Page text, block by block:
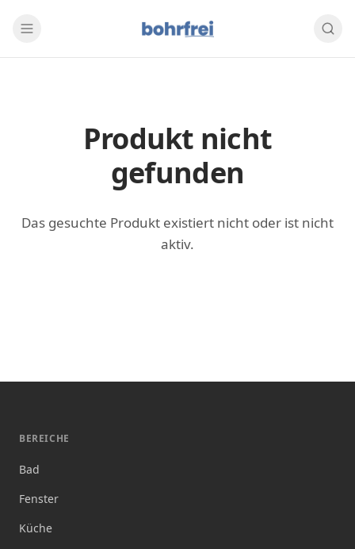
Produkt nicht
gefunden
Das gesuchte Produkt existiert nicht oder ist nicht
aktiv.
BEREICHE
Bad
Fenster
Küche